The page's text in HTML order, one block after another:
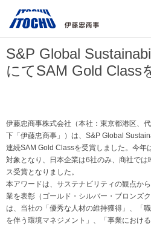
S&P Global
にてSAM Gold Class
伊藤忠商事株式会社（本社：東京都港区、
下「伊藤忠商事」）は、S&P Global
連続SAM Gold Classを受賞しました。今年
対象となり、日本企業は6社のみ、商社で
ス受賞となりました。
本アワードは、サステナビリティの観点か
業を表彰（ゴールド・シルバー・ブロンズ
は、当社の「優秀な人材の維持獲得」、「
を伴う環境マネジメント」、「事業におけ